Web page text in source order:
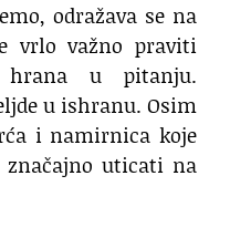
odražava se na
vrlo važno praviti
u pitanju.
u ishranu. Osim
i namirnica koje
uticati na